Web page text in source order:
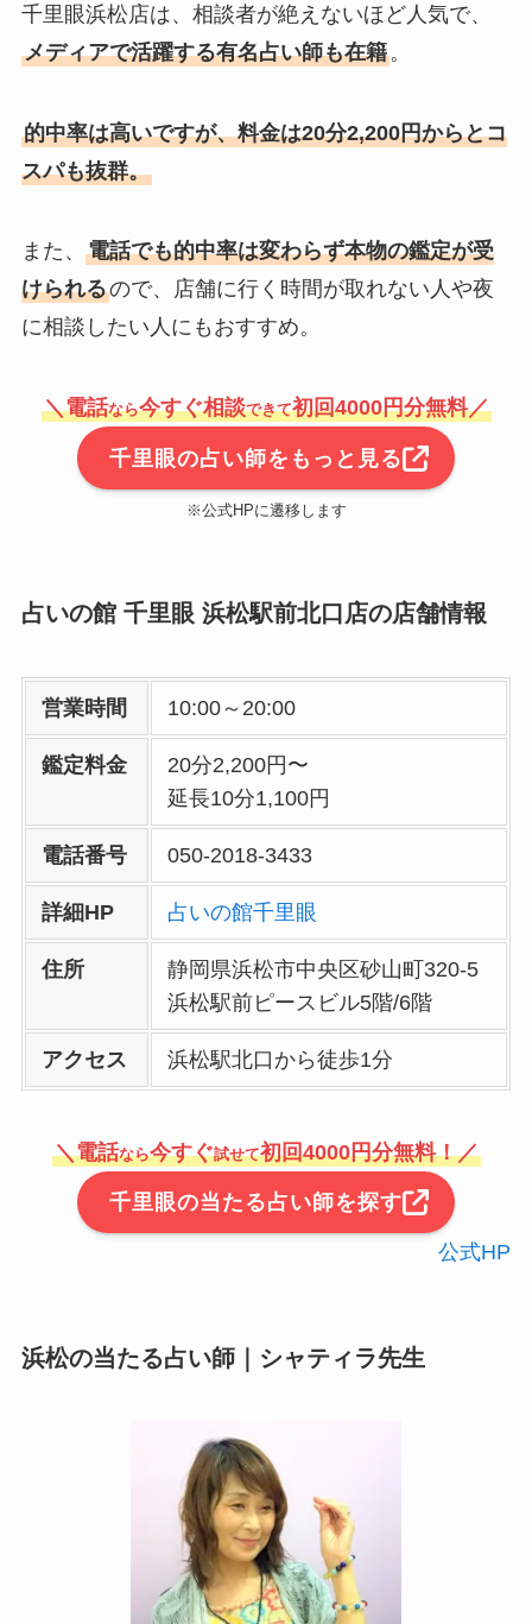
千里眼浜松店は、相談者が絶えないほど人気で、
メディアで活躍する有名占い師も在籍。
的中率は高いですが、料金は20分2,200円からとコ
スパも抜群。
また、 電話でも的中率は変わらず本物の鑑定が受
けられるので、店舗に行く時間が取れない人や夜
に相談したい人にもおすすめ。
＼電話なら今すぐ相談できて初回4000円分無料／
千里眼の占い師をもっと見る
※公式HPに遷移します
占いの館 千里眼 浜松駅前北口 店の店舗情報
営業時間 10:00～20:00
鑑定料金
20分2,200円〜
延長10分1,100円
電話番号 050-2018-3433
詳細HP 占いの館千里眼
住所
静岡県浜松市中央区砂山町320-5
浜松駅前ピースビル5階/6階
アクセス 浜松駅北口から徒歩1分
＼電話なら今すぐ試せて初回4000円分無料！／
千里眼の当たる占い師を探す
公式HP
浜松の当たる占い師｜シャティラ先生